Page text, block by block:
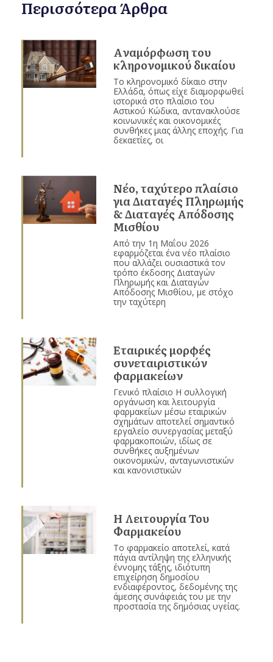
Περισσότερα Άρθρα
Aναμόρφωση του
κληρονομικού δικαίου
Το κληρονομικό δίκαιο στην
Ελλάδα, όπως είχε διαμορφωθεί
ιστορικά στο πλαίσιο του
Αστικού Κώδικα, αντανακλούσε
κοινωνικές και οικονομικές
συνθήκες μιας άλλης εποχής. Για
δεκαετίες, οι
Νέο, ταχύτερο πλαίσιο
για Διαταγές Πληρωμής
& Διαταγές Απόδοσης
Μισθίου
Από την 1η Μαΐου 2026
εφαρμόζεται ένα νέο πλαίσιο
που αλλάζει ουσιαστικά τον
τρόπο έκδοσης Διαταγών
Πληρωμής και Διαταγών
Απόδοσης Μισθίου, με στόχο
την ταχύτερη
Εταιρικές μορφές
συνεταιριστικών
φαρμακείων
Γενικό πλαίσιο Η συλλογική
οργάνωση και λειτουργία
φαρμακείων μέσω εταιρικών
σχημάτων αποτελεί σημαντικό
εργαλείο συνεργασίας μεταξύ
φαρμακοποιών, ιδίως σε
συνθήκες αυξημένων
οικονομικών, ανταγωνιστικών
και κανονιστικών
Η Λειτουργία Του
Φαρμακείου
Το φαρμακείο αποτελεί, κατά
πάγια αντίληψη της ελληνικής
έννομης τάξης, ιδιότυπη
επιχείρηση δημοσίου
ενδιαφέροντος, δεδομένης της
άμεσης συνάφειάς του με την
προστασία της δημόσιας υγείας.